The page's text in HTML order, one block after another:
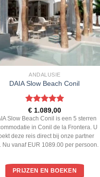
ANDALUSIE
DAIA Slow Beach Conil
Gewaardeerd
5uit 5
€1.089,00
Slow Beach Conil is een 5 sterren
in Conil de la Frontera. U
deze reis direct bij onze partner
Nu vanaf EUR 1089.00 per persoon.
PRIJZEN EN BOEKEN